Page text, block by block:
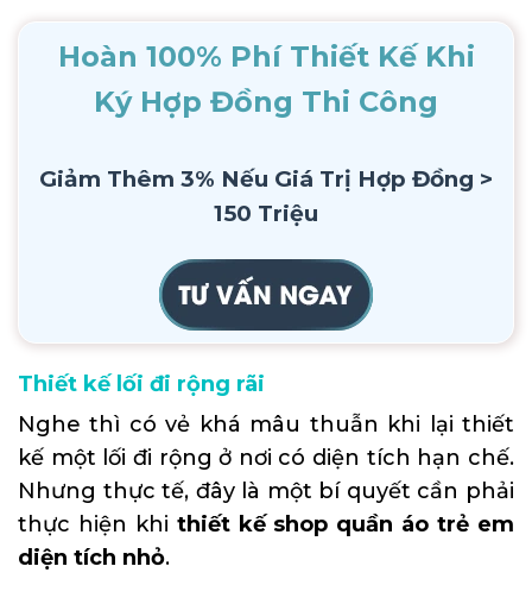
Hoàn 100% Phí Thiết Kế Khi
Ký Hợp Đồng Thi Công
Giảm Thêm 3% Nếu Giá Trị Hợp Đồng >
150 Triệu
Thiết kế lối đi rộng rãi
Nghe thì có vẻ khá mâu thuẫn khi lại thiết
kế một lối đi rộng ở nơi có diện tích hạn chế.
Nhưng thực tế, đây là một bí quyết cần phải
thực hiện khi thiết kế shop quần áo trẻ em
diện tích nhỏ.